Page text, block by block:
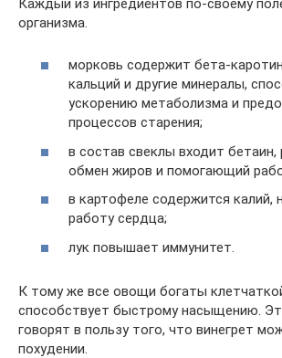
организма.
морковь содержит бета-
кальций и другие минералы,
ускорению метаболизма и
процессов старения;
в состав свеклы входит бетаин,
обмен жиров и помогающий
в картофеле содержится калий,
работу сердца;
лук повышает иммунитет.
К тому же все овощи богаты
способствует быстрому насыщению.
говорят в пользу того, что винегрет
похудении.